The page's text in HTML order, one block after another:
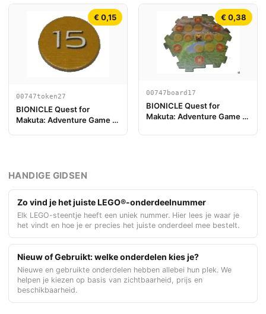
€ 0,15
00747token27
BIONICLE Quest for
Makuta: Adventure Game -
€ 0,38
00747board17
BIONICLE Quest for
Makuta: Adventure Game -
HANDIGE GIDSEN
Zo vind je het juiste LEGO®-onderdeelnummer
Elk LEGO-steentje heeft een uniek nummer. Hier lees je waar je
het vindt en hoe je er precies het juiste onderdeel mee bestelt.
Nieuw of Gebruikt: welke onderdelen kies je?
Nieuwe en gebruikte onderdelen hebben allebei hun plek. We
helpen je kiezen op basis van zichtbaarheid, prijs en
beschikbaarheid.